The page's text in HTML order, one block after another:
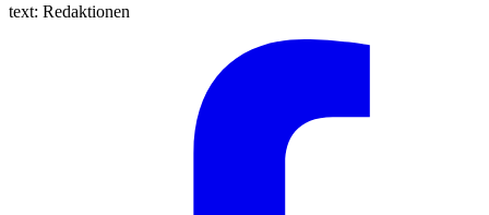
text: Redaktionen